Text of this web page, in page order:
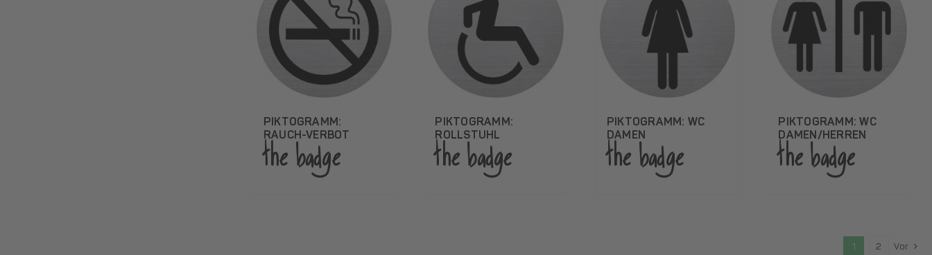
PIKTOGRAMM:
RAUCH-VERBOT
the badge
PIKTOGRAMM:
ROLLSTUHL
the badge
PIKTOGRAMM: WC
DAMEN
the badge
PIKTOGRAMM: WC
DAMEN/HERREN
the badge
1 2 Vor